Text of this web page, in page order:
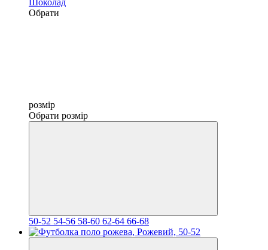
Обрати
розмір
Обрати розмір
50-52 54-56 58-60 62-64 66-68